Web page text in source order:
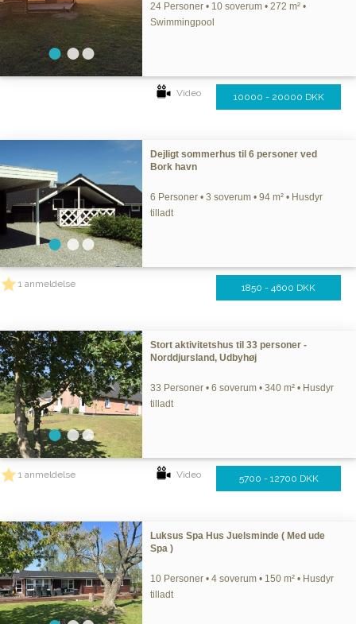
24 Personer • 10 soverum • 272 m² •
Swimmingpool
Video 10000 - 20000 DKK
Dejligt sommerhus til 6 personer ved
Bork havn
6 Personer • 3 soverum • 94 m² • Husdyr
tilladt
1 anmeldelse 1850 - 4600 DKK
Stort aktivitetshus til 33 personer -
Norddjursland, Udbyhøj
33 Personer • 6 soverum • 340 m² • Husdyr
tilladt
1 anmeldelse Video 5700 - 12700 DKK
Luksus Spa Hus Juelsminde ( Med ude
Spa )
10 Personer • 4 soverum • 150 m² • Husdyr
tilladt